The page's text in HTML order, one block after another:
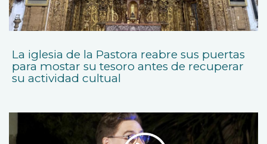
La iglesia de la Pastora reabre sus puertas
para mostar su tesoro antes de recuperar
su actividad cultual